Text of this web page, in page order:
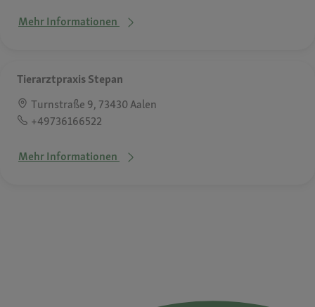
Mehr Informationen
Tierarztpraxis Stepan
Turnstraße 9, 73430 Aalen
+49736166522
Mehr Informationen